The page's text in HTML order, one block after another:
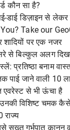
कौन सा है?
डाई डिज़ाइन से लेकर
Take our
शादियों पर एक नजर
से बिल्कुल अलग
प्रतिष्ठा बनाम
पाई जाने वाली 10
एवरेस्ट से भी ऊंचा है
विशिष्ट चमक
सख्त गर्भपात कानून